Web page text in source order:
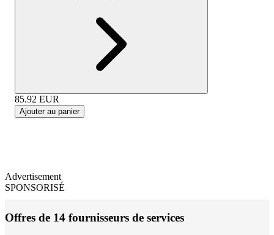
85.92 EUR
Ajouter au panier
Advertisement
SPONSORISÉ
Offres de 14 fournisseurs de services